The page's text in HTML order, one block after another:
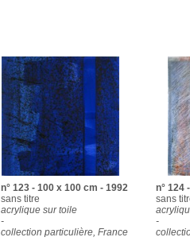
n° 123 - 100 x 100 cm - 1992
sans titre
acrylique sur toile
-
collection particulière, France
n° 124
sans
-